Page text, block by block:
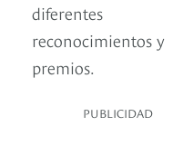
diferentes
reconocimientos y
premios.
PUBLICIDAD